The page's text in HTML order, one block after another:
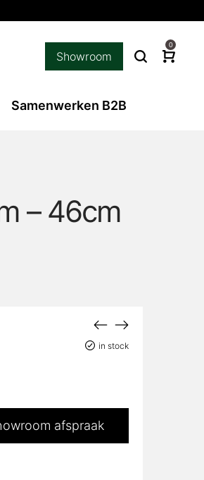
Showroom
0
Samenwerken B2B
– 46cm
in stock
afspraak